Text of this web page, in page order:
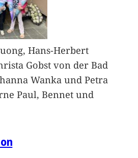
Hans-Herbert
Gobst von der Bad
Wanka und Petra
Paul, Bennet und